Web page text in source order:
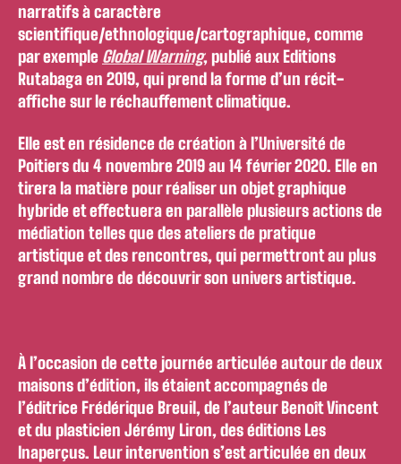
narratifs à caractère
scientifique/ethnologique/cartographique, comme
par exemple Global Warning, publié aux Editions
Rutabaga en 2019, qui prend la forme d’un récit-
affiche sur le réchauffement climatique.
Elle est en résidence de création à l’Université de
Poitiers du 4 novembre 2019 au 14 février 2020. Elle en
tirera la matière pour réaliser un objet graphique
hybride et effectuera en parallèle plusieurs actions de
médiation telles que des ateliers de pratique
artistique et des rencontres, qui permettront au plus
grand nombre de découvrir son univers artistique.
À l’occasion de cette journée articulée autour de deux
maisons d’édition, ils étaient accompagnés de
l’éditrice Frédérique Breuil, de l’auteur Benoît Vincent
et du plasticien Jérémy Liron, des éditions Les
Inaperçus. Leur intervention s’est articulée en deux